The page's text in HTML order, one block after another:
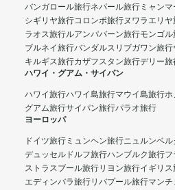
バンガロール旅行ネパール旅行 ミャン
シギリヤ旅行コロンボ旅行ヌワラエリヤ
ラオス旅行ルアンパバーン旅行モンゴル
ブルネイ旅行バンダルスリブガワン旅行
キルギス旅行カザフスタン旅行デリー旅
ハワイ・グアム・サイパン
ハワイ旅行ハワイ島旅行マウイ島旅行ホ
グアム旅行サイパン旅行パラオ旅行
ヨーロッパ
ドイツ旅行 ミュンヘン旅行ニュルンベ
デュッセルドルフ旅行ハンブルク旅行フ
ストラスブール旅行リヨン旅行イギリス
エディンバラ旅行リバプール旅行マン